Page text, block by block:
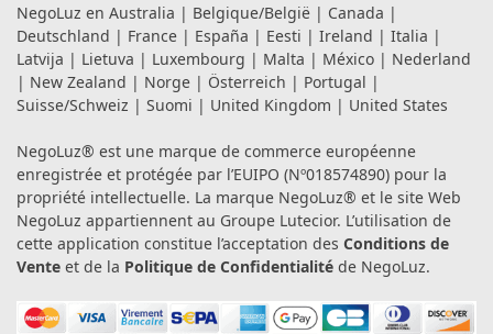
NegoLuz en Australia | Belgique/België | Canada |
Deutschland | France | España | Eesti | Ireland | Italia |
Latvija | Lietuva | Luxembourg | Malta | México | Nederland
| New Zealand | Norge | Österreich | Portugal |
Suisse/Schweiz | Suomi | United Kingdom | United States
NegoLuz® est une marque de commerce européenne
enregistrée et protégée par l’EUIPO (Nº018574890) pour la
propriété intellectuelle. La marque NegoLuz® et le site Web
NegoLuz appartiennent au Groupe Lutecior. L’utilisation de
cette application constitue l’acceptation des Conditions de
Vente et de la Politique de Confidentialité de NegoLuz.